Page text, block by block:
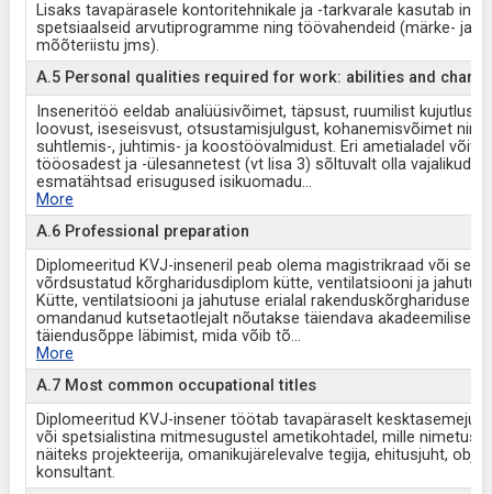
Lisaks tavapärasele kontoritehnikale ja -tarkvarale kasutab
spetsiaalseid arvutiprogramme ning töövahendeid (märke- ja
mõõteriistu jms).
A.5 Personal qualities required for work: abilities and
Inseneritöö eeldab analüüsivõimet, täpsust, ruumilist
loovust, iseseisvust, otsustamisjulgust, kohanemisvõimet ning
suhtlemis-, juhtimis- ja koostöövalmidust. Eri ametialadel
tööosadest ja -ülesannetest (vt lisa 3) sõltuvalt olla vajalikud
esmatähtsad erisugused isikuomadu...
More
A.6 Professional preparation
Diplomeeritud KVJ-inseneril peab olema magistrikraad või
võrdsustatud kõrgharidusdiplom kütte, ventilatsiooni ja
Kütte, ventilatsiooni ja jahutuse erialal rakenduskõrghariduse
omandanud kutsetaotlejalt nõutakse täiendava akadeemilise ja
täiendusõppe läbimist, mida võib tõ...
More
A.7 Most common occupational titles
Diplomeeritud KVJ-insener töötab tavapäraselt
või spetsialistina mitmesugustel ametikohtadel, mille
näiteks projekteerija, omanikujärelevalve tegija, ehitusjuht,
konsultant.